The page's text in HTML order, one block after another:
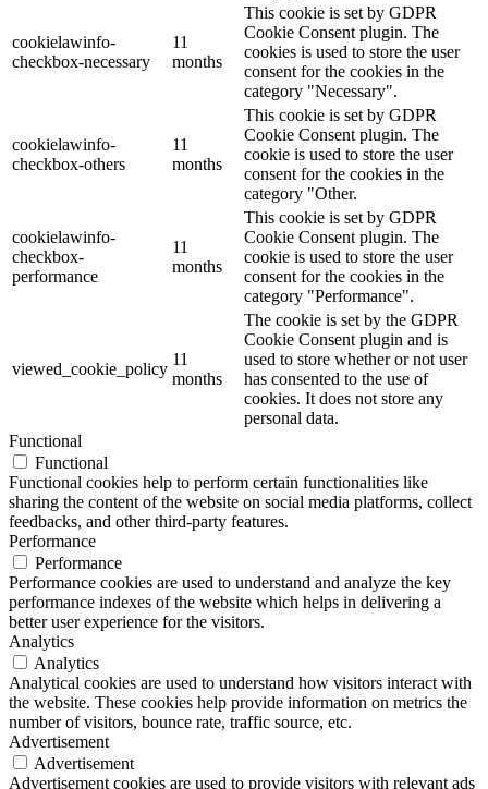
cookielawinfo-
checkbox-necessary
11
months
This cookie is set by GDPR
Cookie Consent plugin. The
cookies is used to store the user
consent for the cookies in the
category "Necessary".
cookielawinfo-
checkbox-others
11
months
This cookie is set by GDPR
Cookie Consent plugin. The
cookie is used to store the user
consent for the cookies in the
category "Other.
cookielawinfo-
checkbox-
performance
11
months
This cookie is set by GDPR
Cookie Consent plugin. The
cookie is used to store the user
consent for the cookies in the
category "Performance".
viewed_cookie_policy
11
months
The cookie is set by the GDPR
Cookie Consent plugin and is
used to store whether or not user
has consented to the use of
cookies. It does not store any
personal data.
Functional
Functional
Functional cookies help to perform certain functionalities like
sharing the content of the website on social media platforms, collect
feedbacks, and other third-party features.
Performance
Performance
Performance cookies are used to understand and analyze the key
performance indexes of the website which helps in delivering a
better user experience for the visitors.
Analytics
Analytics
Analytical cookies are used to understand how visitors interact with
the website. These cookies help provide information on metrics the
number of visitors, bounce rate, traffic source, etc.
Advertisement
Advertisement
Advertisement cookies are used to provide visitors with relevant ads